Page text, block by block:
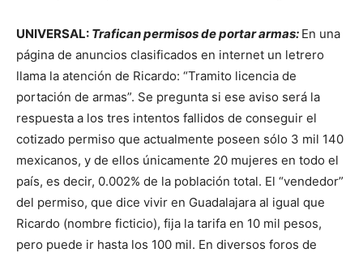
UNIVERSAL: Trafican permisos de portar armas: En una
página de anuncios clasificados en internet un letrero
llama la atención de Ricardo: “Tramito licencia de
portación de armas”. Se pregunta si ese aviso será la
respuesta a los tres intentos fallidos de conseguir el
cotizado permiso que actualmente poseen sólo 3 mil 140
mexicanos, y de ellos únicamente 20 mujeres en todo el
país, es decir, 0.002% de la población total. El “vendedor”
del permiso, que dice vivir en Guadalajara al igual que
Ricardo (nombre ficticio), fija la tarifa en 10 mil pesos,
pero puede ir hasta los 100 mil. En diversos foros de